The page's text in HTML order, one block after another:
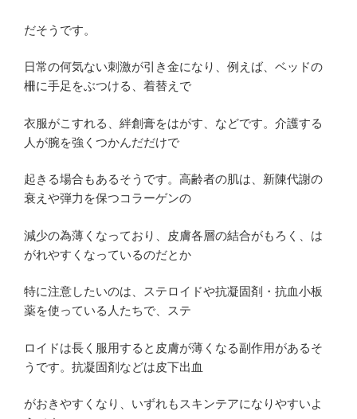
だそうです。
日常の何気ない刺激が引き金になり、例えば、ベッドの
柵に手足をぶつける、着替えで
衣服がこすれる、絆創膏をはがす、などです。介護する
人が腕を強くつかんだだけで
起きる場合もあるそうです。高齢者の肌は、新陳代謝の
衰えや弾力を保つコラーゲンの
減少の為薄くなっており、皮膚各層の結合がもろく、は
がれやすくなっているのだとか
特に注意したいのは、ステロイドや抗凝固剤・抗血小板
薬を使っている人たちで、ステ
ロイドは長く服用すると皮膚が薄くなる副作用があるそ
うです。抗凝固剤などは皮下出血
がおきやすくなり、いずれもスキンテアになりやすいよ